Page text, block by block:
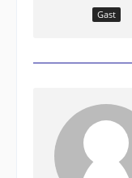
Gast